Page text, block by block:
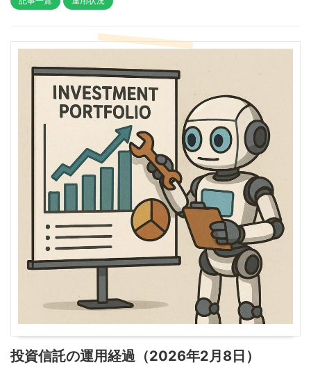
投資信託の運用経過（2026年2月8日）